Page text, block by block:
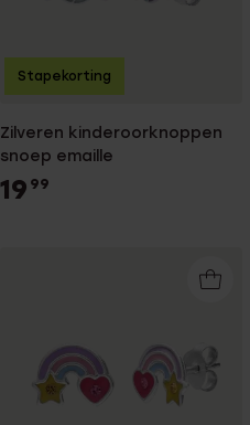
Zilveren kinderoorknoppen
snoep emaille
19 99
Stapekorting